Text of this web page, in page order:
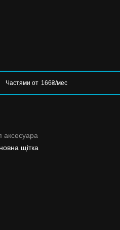
Частями от 166₴/мес
аксесуара
щітка